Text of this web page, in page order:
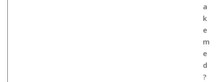
a
k
e
m
e
d
?